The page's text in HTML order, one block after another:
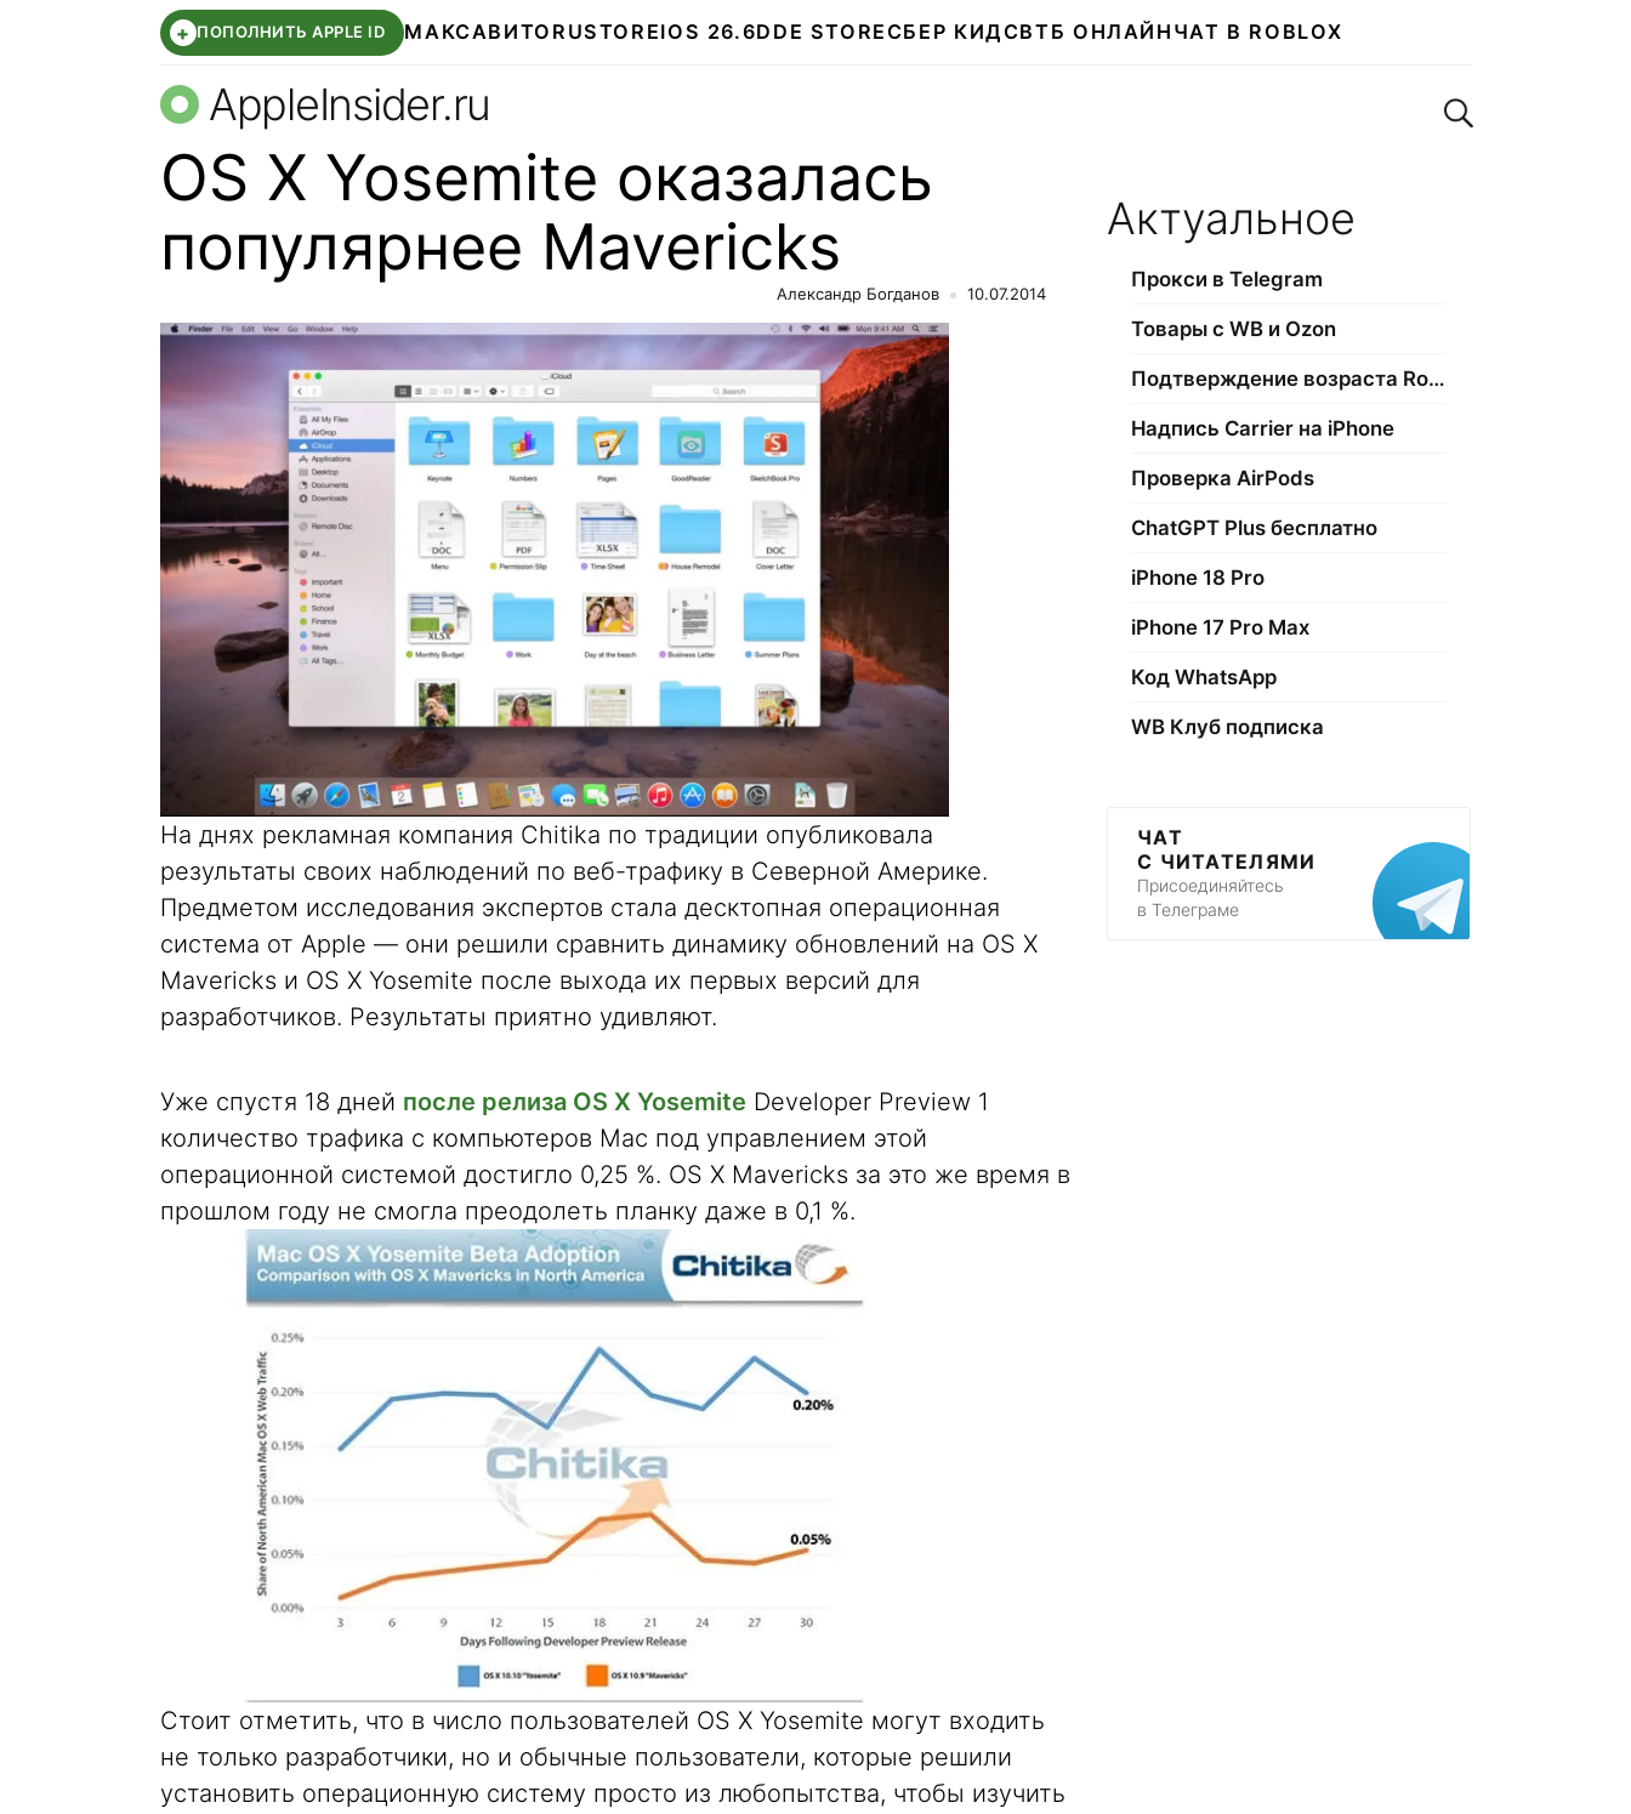
+ ПОПОЛНИТЬ APPLE ID МАКСАВИТО RUSTOREIOS 26.6DDE STORE СБЕР КИДСВТБ ОНЛАЙН ЧАТ В ROBLOX
AppleInsider.ru Поиск по сайту
OS X Yosemite оказалась
популярнее Mavericks
Александр Богданов 10.07.2014
На днях рекламная компания Chitika по традиции опубликовала
результаты своих наблюдений по веб-трафику в Северной Америке.
Предметом исследования экспертов стала десктопная операционная
система от Apple — они решили сравнить динамику обновлений на OS X
Mavericks и OS X Yosemite после выхода их первых версий для
разработчиков. Результаты приятно удивляют.
Уже спустя 18 дней после релиза OS X Yosemite Developer Preview 1
количество трафика с компьютеров Mac под управлением этой
операционной системой достигло 0,25 %. OS X Mavericks за это же время в
прошлом году не смогла преодолеть планку даже в 0,1 %.
Стоит отметить, что в число пользователей OS X Yosemite могут входить
не только разработчики, но и обычные пользователи, которые решили
установить операционную систему просто из любопытства, чтобы изучить
Актуальное
Прокси в Telegram
Товары с WB и Ozon
Подтверждение возраста Roblox
Надпись Carrier на iPhone
Проверка AirPods
ChatGPT Plus бесплатно
iPhone 18 Pro
iPhone 17 Pro Max
Код WhatsApp
WB Клуб подписка
ЧАТ
С ЧИТАТЕЛЯМИ
Присоединяйтесь
в Телеграме